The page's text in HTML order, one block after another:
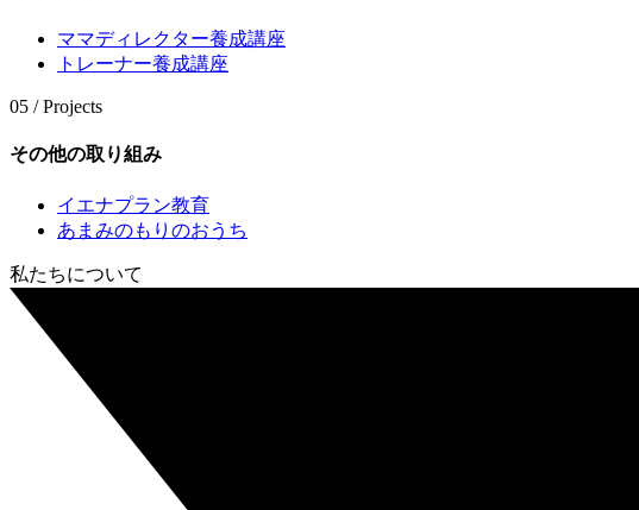
ママディレクター養成講座
トレーナー養成講座
05 / Projects
その他の取り組み
イエナプラン教育
あまみのもりのおうち
私たちについて